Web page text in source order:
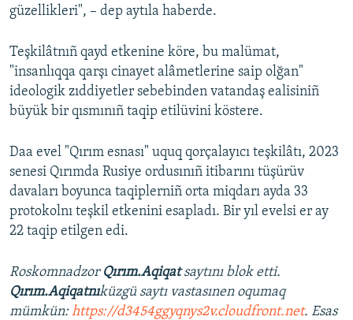
güzellikleri", – dep aytıla haberde.
Teşkilâtnıñ qayd etkenine köre, bu malümat,
"insanlıqqa qarşı cinayet alâmetlerine saip olğan"
ideologik zıddiyetler sebebinden vatandaş ealisiniñ
büyük bir qısmınıñ taqip etilüvini köstere.
Daa evel "Qırım esnası" uquq qorçalayıcı teşkilâtı, 2023
senesi Qırımda Rusiye ordusınıñ itibarını tüşürüv
davaları boyunca taqiplerniñ orta miqdarı ayda 33
protokolnı teşkil etkenini esapladı. Bir yıl evelsi er ay
22 taqip etilgen edi.
Roskomnadzor Qırım.Aqiqatsaytını blok etti.
Qırım.Aqiqatnıküzgü saytı vastasınen oqumaq
mümkün:https://d3454ggyqnys2v.cloudfront.net. Esas